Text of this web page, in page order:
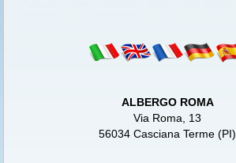
ALBERGO ROMA
Via Roma, 13
56034 Casciana Terme (PI)